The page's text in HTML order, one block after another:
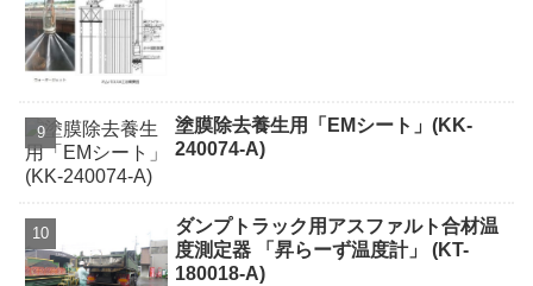
塗膜除去養生用「EMシート」(KK-
240074-A)
ダンプトラック用アスファルト合材温
度測定器 「昇らーず温度計」 (KT-
180018-A)